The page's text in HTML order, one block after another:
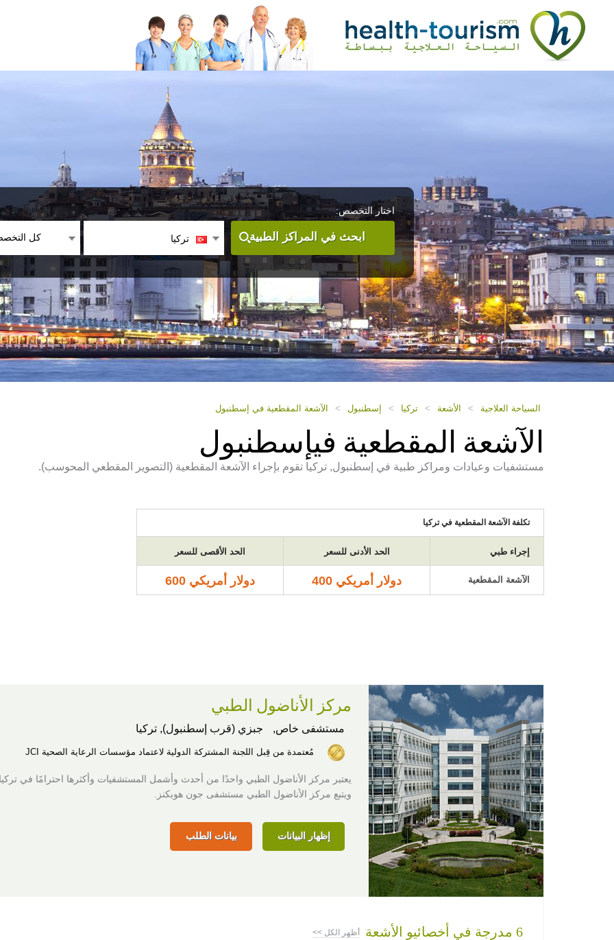
اختار التخصص:
كل تركيا ابحث في المراكز الطبية
السياحة العلاجية > الأشعة > تركيا > إسطنبول > الآشعة المقطعية في إسطنبول
الآشعة المقطعية فيإسطنبول
مستشفيات وعيادات ومراكز طبية في إسطنبول, تركيا تقوم بإجراء الآشعة المقطعية (التصوير المقطعي المحوسب).
تكلفة الآشعة المقطعية في تركيا
إجراء طبي الحد الأدنى للسعر الحد الأقصى للسعر
الآشعة المقطعية دولار أمريكي 400 دولار أمريكي 600
مركز الأناضول الطبي
مستشفى خاص, جبزي (قرب إسطنبول), تركيا
مُعتمدة من قِبل اللجنة المشتركة الدولية لاعتماد مؤسسات الرعاية الصحية JCI
يعتبر مركز الأناضول الطبي واحدًا من أحدث وأشمل المستشفيات وأكثرها احترامًا في
ويتبع مركز الأناضول الطبي مستشفى جون هوبكنز.
إظهار البيانات بيانات الطلب
6 مدرجة في أخصائيو الأشعة أظهر الكل >>